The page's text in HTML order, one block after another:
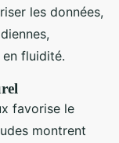
les données,
fluidité.
favorise le
montrent